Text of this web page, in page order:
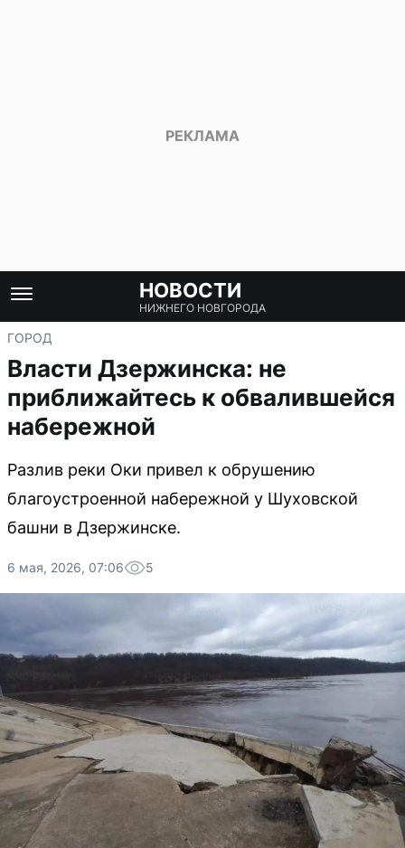
НОВОСТИ
НИЖНЕГО НОВГОРОДА
ГОРОД
Власти Дзержинска: не
приближайтесь к обвалившейся
набережной
Разлив реки Оки привел к обрушению
благоустроенной набережной у Шуховской
башни в Дзержинске.
6 мая, 2026, 07:06 5